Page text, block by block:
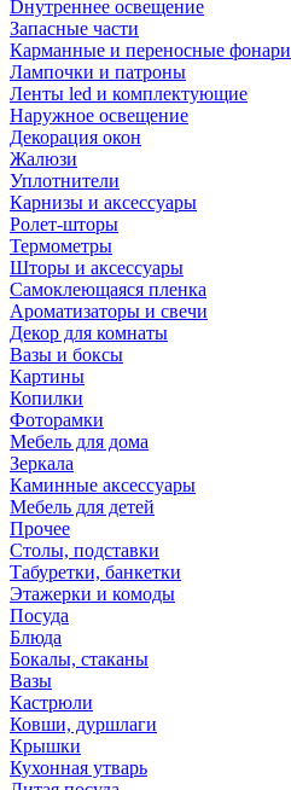
Dнутреннее освещение
Запасные части
Карманные и переносные фонари
Лампочки и патроны
Ленты led и комплектующие
Наружное освещение
Декорация окон
Жалюзи
Уплотнители
Карнизы и аксессуары
Ролет-шторы
Термометры
Шторы и аксессуары
Самоклеющаяся пленка
Ароматизаторы и свечи
Декор для комнаты
Вазы и боксы
Картины
Копилки
Фоторамки
Мебель для дома
Зеркала
Каминные аксессуары
Мебель для детей
Прочее
Столы, подставки
Табуретки, банкетки
Этажерки и комоды
Посуда
Блюда
Бокалы, стаканы
Вазы
Кастрюли
Ковши, дуршлаги
Крышки
Кухонная утварь